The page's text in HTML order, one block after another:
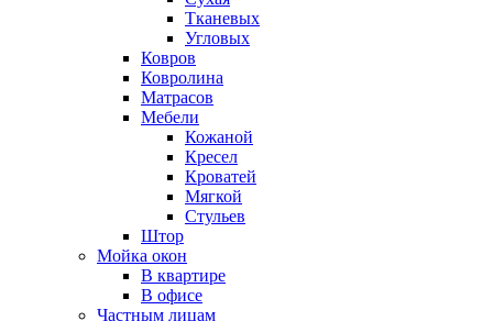
Тканевых
Угловых
Ковров
Ковролина
Матрасов
Мебели
Кожаной
Кресел
Кроватей
Мягкой
Стульев
Штор
Мойка окон
В квартире
В офисе
Частным лицам